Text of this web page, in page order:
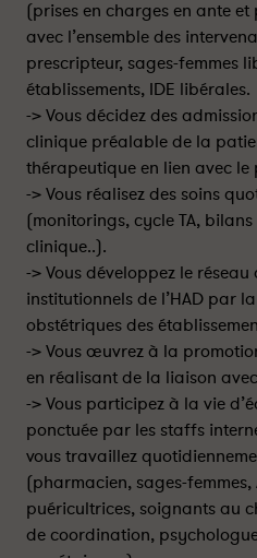
(prises en charges en ante
avec l’ensemble des
prescripteur, sages-femmes
établissements, IDE libérales.
-> Vous décidez des
clinique préalable de la
thérapeutique en lien avec le
-> Vous réalisez des soins
(monitorings, cycle TA,
clinique..).
-> Vous développez le
institutionnels de l’HAD par
obstétriques des
-> Vous œuvrez à la
en réalisant de la liaison
-> Vous participez à la vie
ponctuée par les staffs
vous travaillez
(pharmacien, sages-femmes,
puéricultrices, soignants au
de coordination,